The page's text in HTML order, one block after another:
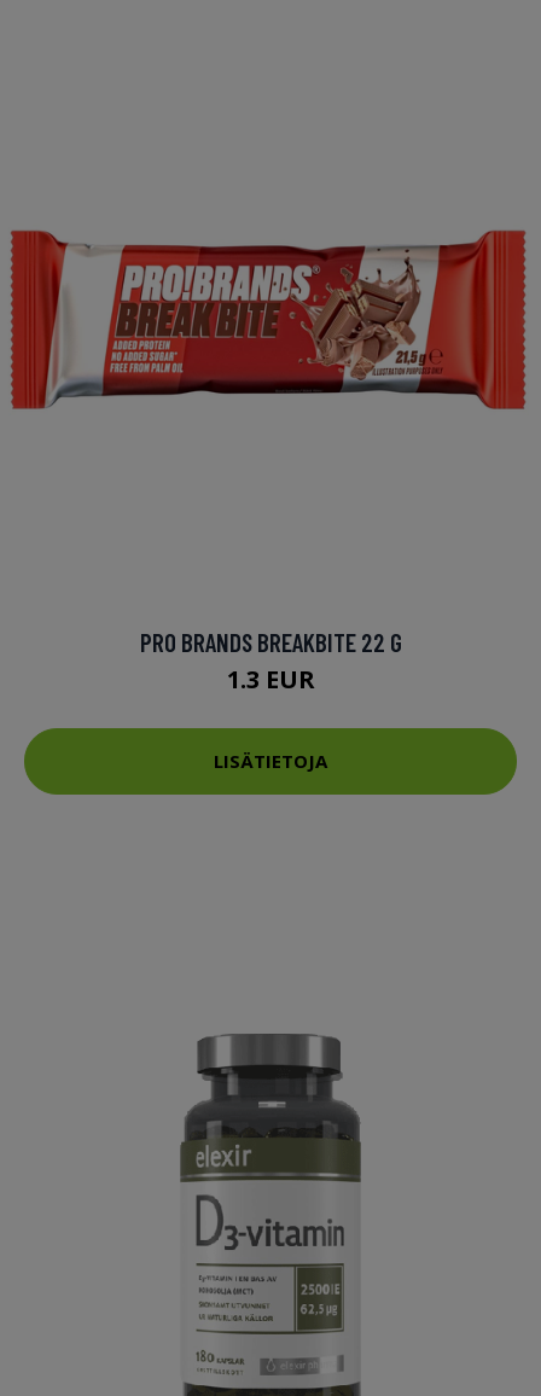
PRO BRANDS BREAKBITE 22 G
1.3 EUR
LISÄTIETOJA